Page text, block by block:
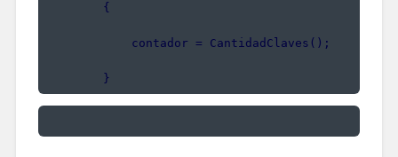
        {
            contador = CantidadClaves();
        }